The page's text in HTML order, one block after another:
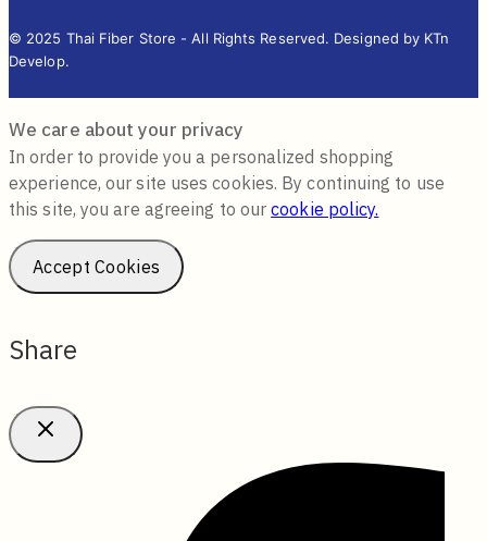
© 2025 Thai Fiber Store - All Rights Reserved. Designed by KTn
Develop.
We care about your privacy
In order to provide you a personalized shopping
experience, our site uses cookies. By continuing to use
this site, you are agreeing to ourcookie policy.
Accept Cookies
Share